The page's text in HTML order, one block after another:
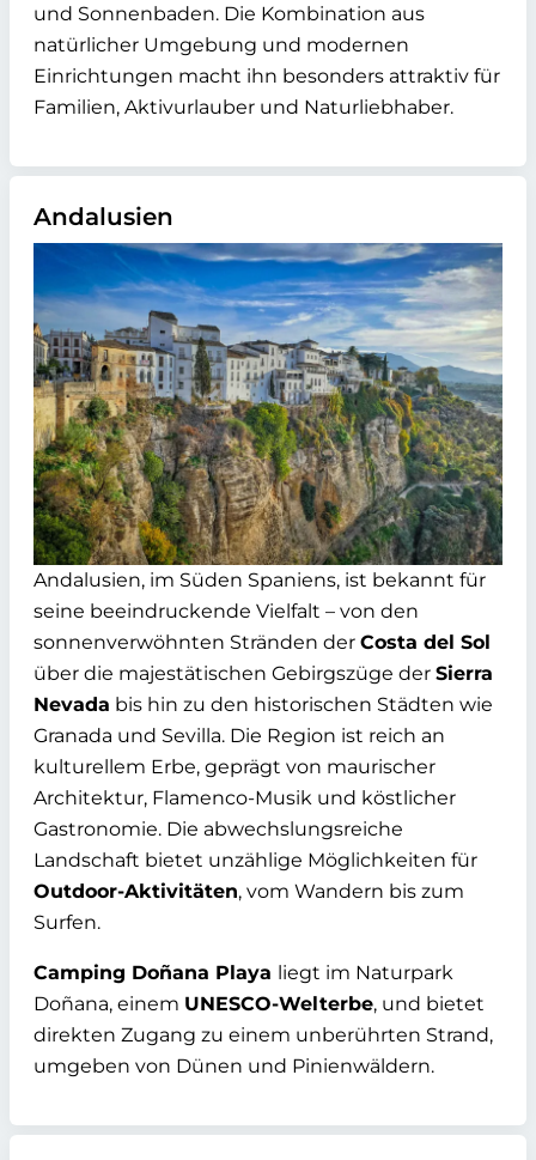
und Sonnenbaden. Die Kombination aus
natürlicher Umgebung und modernen
Einrichtungen macht ihn besonders attraktiv für
Familien, Aktivurlauber und Naturliebhaber.
Andalusien
Andalusien, im Süden Spaniens, ist bekannt für
seine beeindruckende Vielfalt – von den
sonnenverwöhnten Stränden der Costa del Sol
über die majestätischen Gebirgszüge der Sierra
Nevada bis hin zu den historischen Städten wie
Granada und Sevilla. Die Region ist reich an
kulturellem Erbe, geprägt von maurischer
Architektur, Flamenco-Musik und köstlicher
Gastronomie. Die abwechslungsreiche
Landschaft bietet unzählige Möglichkeiten für
Outdoor-Aktivitäten, vom Wandern bis zum
Surfen.
Camping Doñana Playa liegt im Naturpark
Doñana, einem UNESCO-Welterbe, und bietet
direkten Zugang zu einem unberührten Strand,
umgeben von Dünen und Pinienwäldern.